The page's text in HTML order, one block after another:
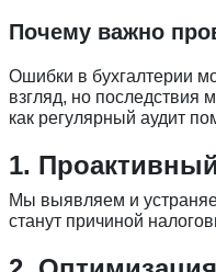
Почему важно
Ошибки в бухгалтерии
взгляд, но последствия
как регулярный аудит
1.
Мы выявляем и
станут причиной